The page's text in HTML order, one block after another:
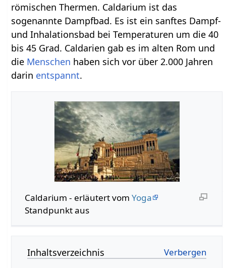
römischen Thermen. Caldarium ist das
sogenannte Dampfbad. Es ist ein sanftes Dampf-
und Inhalationsbad bei Temperaturen um die 40
bis 45 Grad. Caldarien gab es im alten Rom und
die Menschen haben sich vor über 2.000 Jahren
darin entspannt.
Caldarium - erläutert vom Yoga
Standpunkt aus
Inhaltsverzeichnis